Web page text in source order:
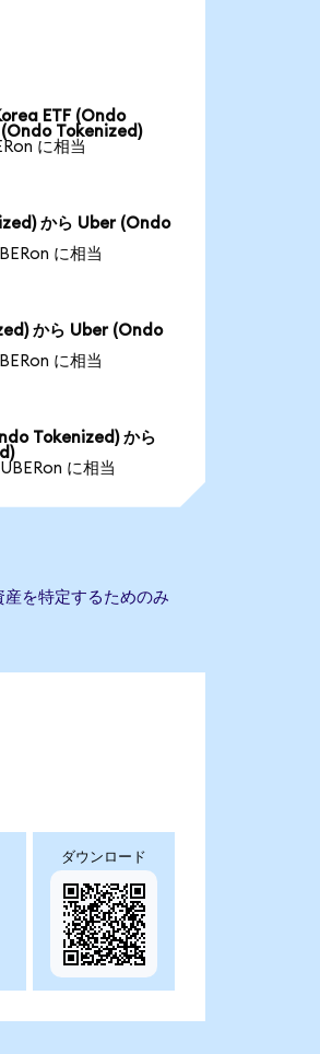
ETF (Ondo
Tokenized)
に相当
から Uber (Ondo
に相当
から Uber (Ondo
に相当
Tokenized) から
に相当
を特定するためのみ
ダウンロード